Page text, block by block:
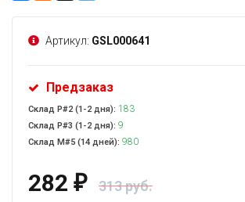
Артикул: GSL000641
Предзаказ
Склад Р#2 (1-2 дня): 183
Склад Р#3 (1-2 дня): 9
Склад М#5 (14 дней): 980
282 ₽ 313 руб.